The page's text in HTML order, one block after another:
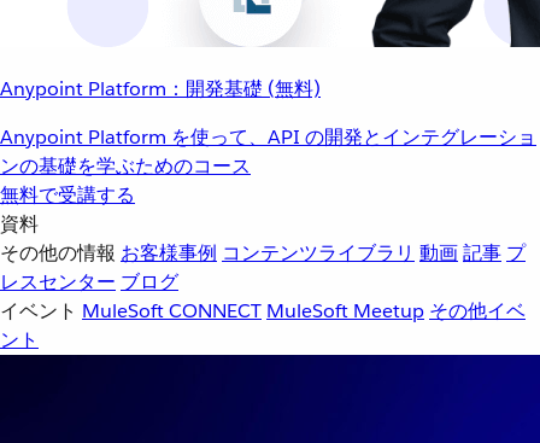
Anypoint Platform：開発基礎 (無料)
Anypoint Platform を使って、API の開発とインテグレーショ
ンの基礎を学ぶためのコース
無料で受講する
資料
その他の情報 お客様事例 コンテンツライブラリ 動画記事 プ
レスセンター ブログ
イベント MuleSoft CONNECT MuleSoft Meetup その他イベ
ント